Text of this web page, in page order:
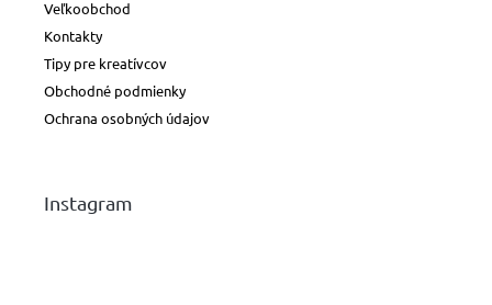
Veľkoobchod
Kontakty
Tipy pre kreatívcov
Obchodné podmienky
Ochrana osobných údajov
Instagram